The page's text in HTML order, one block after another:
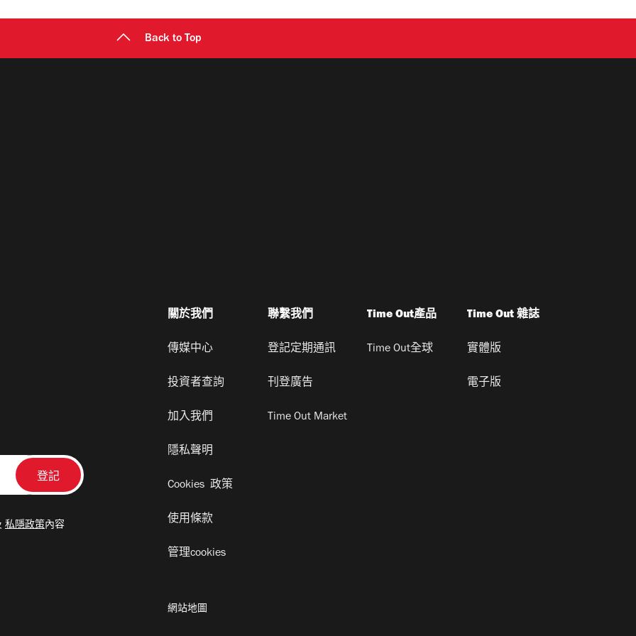
Back to Top
私隱政策內容
關於我們
傳媒中心
投資者查詢
加入我們
隱私聲明
Cookies 政策
使用條款
管理cookies
聯繫我們
登記定期通訊
刊登廣告
Time Out Market
Time Out產品
Time Out全球
Time Out 雜誌
實體版
電子版
網站地圖